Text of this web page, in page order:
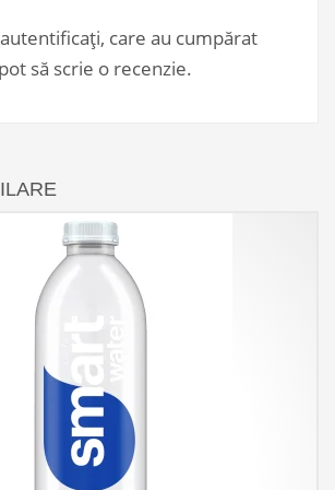
care au cumpărat
să scrie o recenzie.